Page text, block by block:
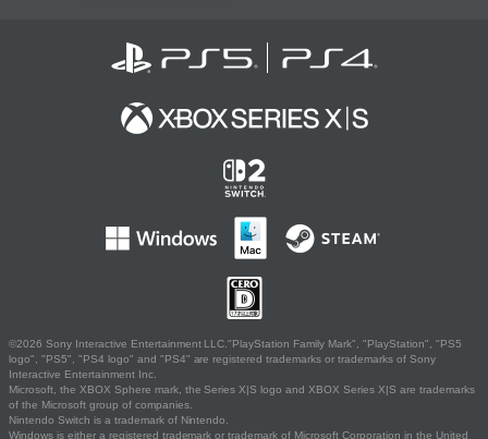
©2026 Sony Interactive Entertainment LLC."PlayStation Family Mark", "PlayStation", "PS5
logo", "PS5", "PS4 logo" and "PS4" are registered trademarks or trademarks of Sony
Interactive Entertainment Inc.
Microsoft, the XBOX Sphere mark, the Series X|S logo and XBOX Series X|S are trademarks
of the Microsoft group of companies.
Nintendo Switch is a trademark of Nintendo.
Windows is either a registered trademark or trademark of Microsoft Corporation in the United